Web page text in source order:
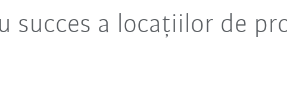
succes a locațiilor de